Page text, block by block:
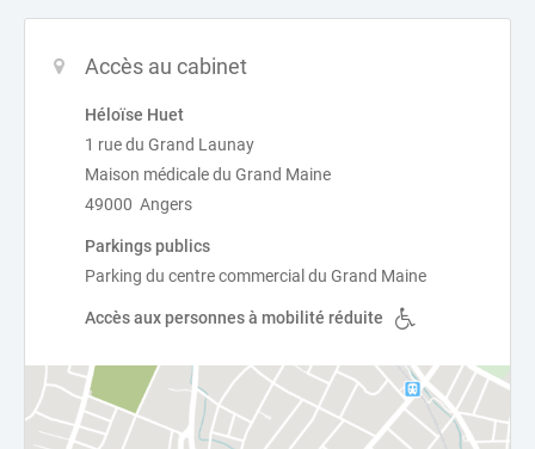
Accès au cabinet
Héloïse Huet
1 rue du Grand Launay
Maison médicale du Grand Maine
49000 Angers
Parkings publics
Parking du centre commercial du Grand Maine
Accès aux personnes à mobilité réduite